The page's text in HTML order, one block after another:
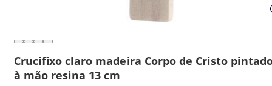
Crucifixo claro madeira Corpo de Cristo
à mão resina 13 cm